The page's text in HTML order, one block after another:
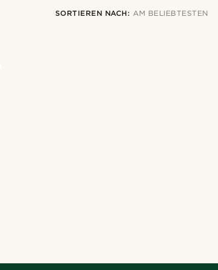
SORTIEREN NACH: AM BELIEBTESTEN